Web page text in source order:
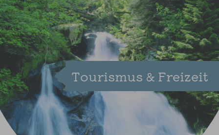
Tourismus & Freizeit